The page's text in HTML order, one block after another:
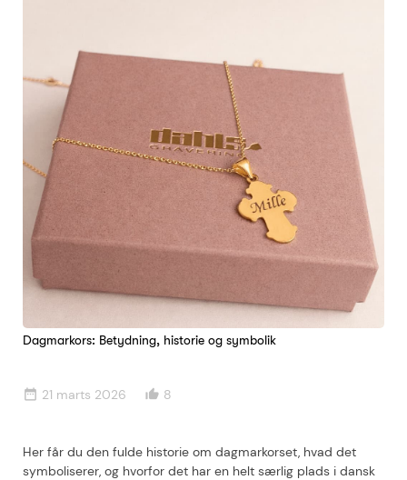
Dagmarkors: Betydning, historie og symbolik
date_range 21 marts 2026 thumb_up_alt 8
Her får du den fulde historie om dagmarkorset, hvad det
symboliserer, og hvorfor det har en helt særlig plads i dansk